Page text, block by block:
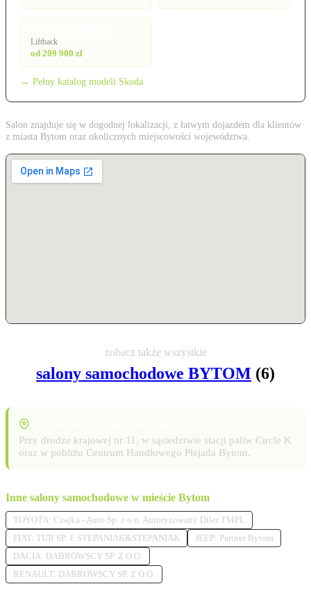
Liftback
od 209 900 zł
→ Pełny katalog modeli Skoda
Salon znajduje się w dogodnej lokalizacji, z łatwym dojazdem dla klientów
z miasta Bytom oraz okolicznych miejscowości województwa.
zobacz także wszystkie
salony samochodowe BYTOM (6)
Przy drodze krajowej nr 11, w sąsiedztwie stacji paliw Circle K
oraz w pobliżu Centrum Handlowego Plejada Bytom.
Inne salony samochodowe w mieście Bytom
TOYOTA: Czajka - Auto Sp. z o.o. Autoryzowany Diler TMPL
FIAT: TUR SP. J. STEPANIAK&STEPANIAK
JEEP: Partner Bytom
DACIA: DABROWSCY SP. Z O.O.
RENAULT: DABROWSCY SP. Z O.O.